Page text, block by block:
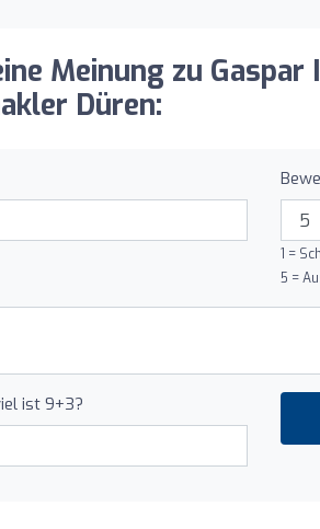
Meinung zu
Düren:
1 =
5 =
ist 9+3?